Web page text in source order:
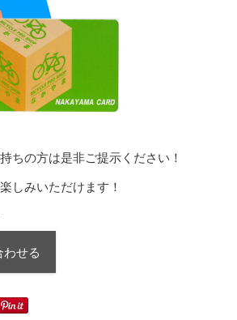
ちの方は是非ご提示ください！
しみいただけます！
わせる